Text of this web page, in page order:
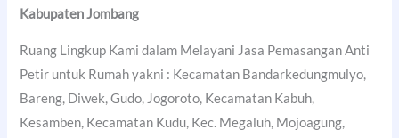
Kabupaten Jombang
Ruang Lingkup Kami dalam Melayani Jasa Pemasangan Anti
Petir untuk Rumah yakni : Kecamatan Bandarkedungmulyo,
Bareng, Diwek, Gudo, Jogoroto, Kecamatan Kabuh,
Kesamben, Kecamatan Kudu, Kec. Megaluh, Mojoagung,